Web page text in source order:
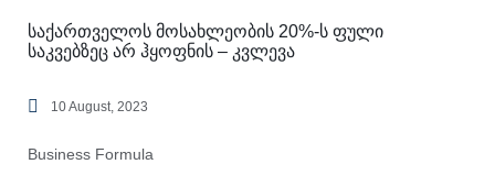
საქართველოს მოსახლეობის 20%-ს ფული
საკვებზეც არ ჰყოფნის – კვლევა
10 August, 2023
Business Formula